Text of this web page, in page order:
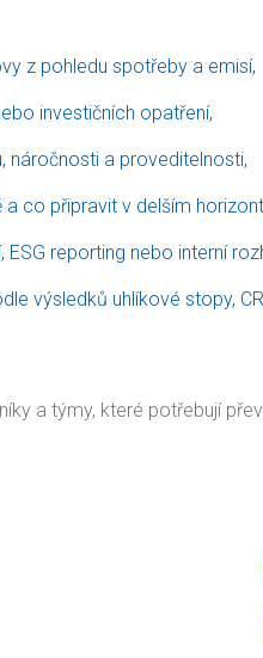
z pohledu spotřeby a emisí,
investičních opatření,
náročnosti a proveditelnosti,
co připravit v delším
reporting nebo interní
výsledků uhlíkové stopy,
a týmy, které potřebují